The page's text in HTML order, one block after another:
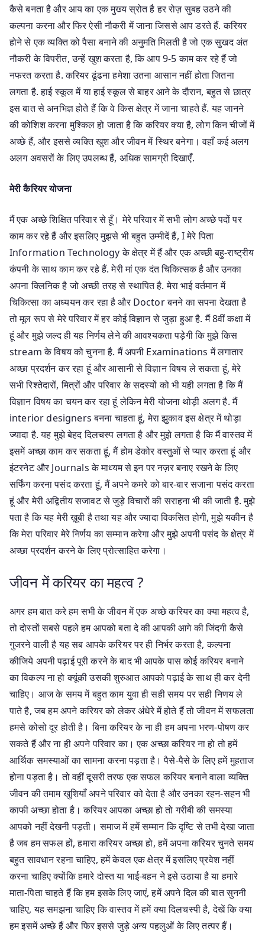
कैसे बनता है और आय का एक मुख्य स्रोत है हर रोज़ सुबह उठने की
कल्पना करना और फिर ऐसी नौकरी में जाना जिससे आप डरते हैं. करियर
होने से एक व्यक्ति को पैसा बनाने की अनुमति मिलती है जो एक सुखद अंत
नौकरी के विपरीत, उन्हें खुश करता है, कि आप 9-5 काम कर रहे हैं जो
नफरत करता है. करियर ढूंढना हमेशा उतना आसान नहीं होता जितना
लगता है. हाई स्कूल में या हाई स्कूल से बाहर आने के दौरान, बहुत से छात्र
इस बात से अनभिज्ञ होते हैं कि वे किस क्षेत्र में जाना चाहते हैं. यह जानने
की कोशिश करना मुश्किल हो जाता है कि करियर क्या है, लोग किन चीजों में
अच्छे हैं, और इससे व्यक्ति खुश और जीवन में स्थिर बनेगा। वहाँ कई अलग
अलग अवसरों के लिए उपलब्ध हैं, अधिक सामग्री दिखाएँ.
मेरी कैरियर योजना
मैं एक अच्छे शिक्षित परिवार से हूँ। मेरे परिवार में सभी लोग अच्छे पदों पर
काम कर रहे हैं और इसलिए मुझसे भी बहुत उम्मीदें हैं, I मेरे पिता
Information Technology के क्षेत्र में हैं और एक अच्छी बहु-राष्ट्रीय
कंपनी के साथ काम कर रहे हैं. मेरी मां एक दंत चिकित्सक है और उनका
अपना क्लिनिक है जो अच्छी तरह से स्थापित है. मेरा भाई वर्तमान में
चिकित्सा का अध्ययन कर रहा है और Doctor बनने का सपना देखता है
तो मूल रूप से मेरे परिवार में हर कोई विज्ञान से जुड़ा हुआ है. मैं 8वीं कक्षा में
हूं और मुझे जल्द ही यह निर्णय लेने की आवश्यकता पड़ेगी कि मुझे किस
stream के विषय को चुनना है. मैं अपनी Examinations में लगातार
अच्छा प्रदर्शन कर रहा हूं और आसानी से विज्ञान विषय ले सकता हूं, मेरे
सभी रिश्तेदारों, मित्रों और परिवार के सदस्यों को भी यही लगता है कि मैं
विज्ञान विषय का चयन कर रहा हूं लेकिन मेरी योजना थोड़ी अलग है. मैं
interior designers बनना चाहता हूं, मेरा झुकाव इस क्षेत्र में थोड़ा
ज्यादा है. यह मुझे बेहद दिलचस्प लगता है और मुझे लगता है कि मैं वास्तव में
इसमें अच्छा काम कर सकता हूं, मैं होम डेकोर वस्तुओं से प्यार करता हूं और
इंटरनेट और Journals के माध्यम से इन पर नज़र बनाए रखने के लिए
सर्फिंग करना पसंद करता हूं, मैं अपने कमरे को बार-बार सजाना पसंद करता
हूं और मेरी अद्वितीय सजावट से जुड़े विचारों की सराहना भी की जाती है. मुझे
पता है कि यह मेरी ख़ूबी है तथा यह और ज्यादा विकसित होगी, मुझे यकीन है
कि मेरा परिवार मेरे निर्णय का सम्मान करेगा और मुझे अपनी पसंद के क्षेत्र में
अच्छा प्रदर्शन करने के लिए प्रोत्साहित करेगा।
जीवन में करियर का महत्व ?
अगर हम बात करे हम सभी के जीवन में एक अच्छे करियर का क्या महत्व है,
तो दोस्तों सबसे पहले हम आपको बता दे की आपकी आगे की जिंदगी कैसे
गुजरने वाली है यह सब आपके करियर पर ही निर्भर करता है, कल्पना
कीजिये अपनी पढ़ाई पूरी करने के बाद भी आपके पास कोई करियर बनाने
का विकल्प ना हो क्यूंकी उसकी शुरुआत आपको पढ़ाई के साथ ही कर देनी
चाहिए। आज के समय में बहुत काम युवा ही सही समय पर सही निणय ले
पाते है, जब हम अपने करियर को लेकर अंधेरे में होते हैं तो जीवन में सफलता
हमसे कोसो दूर होती है। बिना करियर के ना ही हम अपना भरण-पोषण कर
सकते हैं और ना ही अपने परिवार का। एक अच्छा करियर ना हो तो हमें
आर्थिक समस्याओं का सामना करना पड़ता है। पैसे-पैसे के लिए हमें मुहताज
होना पड़ता है। तो वहीं दूसरी तरफ एक सफल करियर बनाने वाला व्यक्ति
जीवन की तमाम खुशियाँ अपने परिवार को देता है और उनका रहन-सहन भी
काफी अच्छा होता है। करियर आपका अच्छा हो तो गरीबी की समस्या
आपको नहीं देखनी पड़ती। समाज में हमें सम्मान कि दृष्टि से तभी देखा जाता
है जब हम सफल हों, हमारा करियर अच्छा हो, हमें अपना करियर चुनते समय
बहुत सावधान रहना चाहिए, हमें केवल एक क्षेत्र में इसलिए प्रवेश नहीं
करना चाहिए क्योंकि हमारे दोस्त या भाई-बहन ने इसे उठाया है या हमारे
माता-पिता चाहते हैं कि हम इसके लिए जाएं, हमें अपने दिल की बात सुननी
चाहिए, यह समझना चाहिए कि वास्तव में हमें क्या दिलचस्पी है, देखें कि क्या
हम इसमें अच्छे हैं और फिर इससे जुड़े अन्य पहलुओं के लिए तत्पर हैं।